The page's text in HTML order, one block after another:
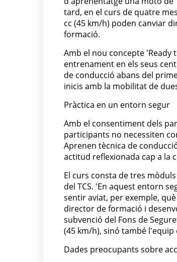
tard, en el curs de quatre
cc (45 km/h) poden canviar
formació.
Amb el nou concepte 'Ready
entrenament en els seus
de conducció abans del
inicis amb la mobilitat de
Pràctica en un entorn segur
Amb el consentiment dels
participants no necessiten
Aprenen tècnica de
actitud reflexionada cap a la
El curs consta de tres
del TCS. 'En aquest entorn
sentir aviat, per exemple,
director de formació i
subvenció del Fons de
(45 km/h), sinó també
Dades preocupants sobre